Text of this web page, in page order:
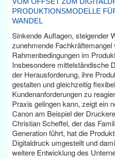
PRODUKTIONSMODELLE
WANDEL
Sinkende Auflagen, steigender
zunehmende Fachkräftemangel
Rahmenbedingungen im
Insbesondere mittelständische
der Herausforderung, ihre
gestalten und gleichzeitig
Kundenanforderungen zu
Praxis gelingen kann, zeigt ein
Canon am Beispiel der
Christian Scheffel, der das
Generation führt, hat die
Digitaldruck umgestellt und
weitere Entwicklung des